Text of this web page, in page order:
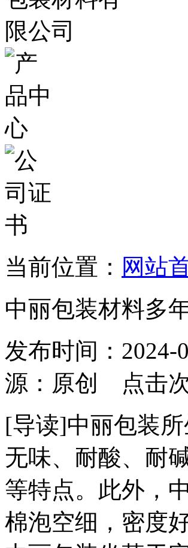
当前位置： 网站
中丽包装材料多
发布时间：
源：原创 点击次
[导读]中丽包装
无味、耐酸、耐
等特点。此外，
棉泡空细，密度